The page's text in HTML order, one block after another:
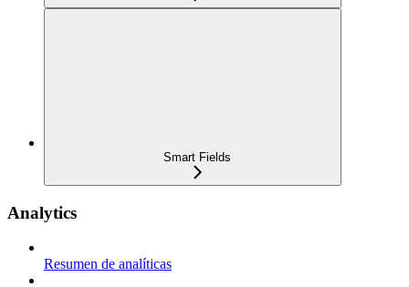
Smart Fields
Analytics
Resumen de analíticas